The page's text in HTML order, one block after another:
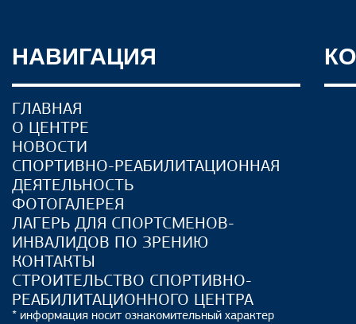
НАВИГАЦИЯ
ГЛАВНАЯ
О ЦЕНТРЕ
НОВОСТИ
СПОРТИВНО-РЕАБИЛИТАЦИОННАЯ
ДЕЯТЕЛЬНОСТЬ
ФОТОГАЛЕРЕЯ
ЛАГЕРЬ ДЛЯ СПОРТСМЕНОВ-
ИНВАЛИДОВ ПО ЗРЕНИЮ
КОНТАКТЫ
СТРОИТЕЛЬСТВО СПОРТИВНО-
РЕАБИЛИТАЦИОННОГО ЦЕНТРА
* информация носит ознакомительный характер